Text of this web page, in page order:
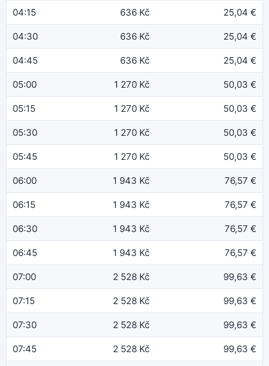
04:15 636 Kč 25,04 €
04:30 636 Kč 25,04 €
04:45 636 Kč 25,04 €
05:00 1 270 Kč 50,03 €
05:15 1 270 Kč 50,03 €
05:30 1 270 Kč 50,03 €
05:45 1 270 Kč 50,03 €
06:00 1 943 Kč 76,57 €
06:15 1 943 Kč 76,57 €
06:30 1 943 Kč 76,57 €
06:45 1 943 Kč 76,57 €
07:00 2 528 Kč 99,63 €
07:15 2 528 Kč 99,63 €
07:30 2 528 Kč 99,63 €
07:45 2 528 Kč 99,63 €